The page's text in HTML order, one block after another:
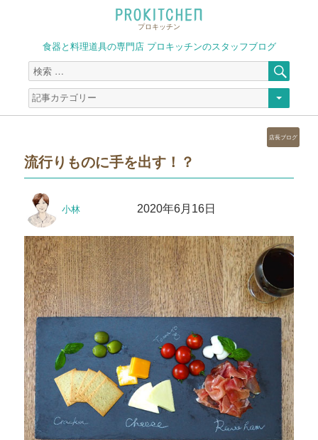
プロキッチン
食器と料理道具の専門店 プロキッチンのスタッフブログ
検
索
対
象:
索
流行りものに手を出す！？
稿
小林稿
2020年6月16日
カ
テ
リ
店長ブログ